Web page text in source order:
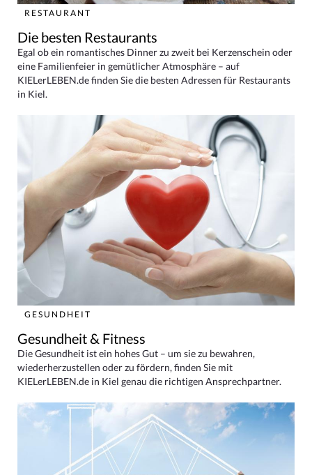
RESTAURANT
Die besten Restaurants
Egal ob ein romantisches Dinner zu zweit bei Kerzenschein oder
eine Familienfeier in gemütlicher Atmosphäre – auf
KIELerLEBEN.de finden Sie die besten Adressen für Restaurants
in Kiel.
GESUNDHEIT
Gesundheit & Fitness
Die Gesundheit ist ein hohes Gut – um sie zu bewahren,
wiederherzustellen oder zu fördern, finden Sie mit
KIELerLEBEN.de in Kiel genau die richtigen Ansprechpartner.